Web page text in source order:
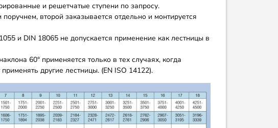
и решетчатые ступени по запросу.
второй заказывается отдельно и монтируется
и DIN 18065 не допускается применение как лестницы в
60° применяется только в тех случаях, когда
другие лестницы. (EN ISO 14122).